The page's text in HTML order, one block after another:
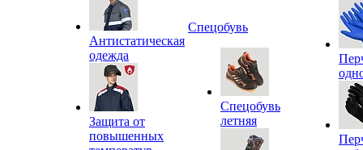
Антистатическая
одежда
Защита от
повышенных
Спецобувь
Спецобувь
летняя